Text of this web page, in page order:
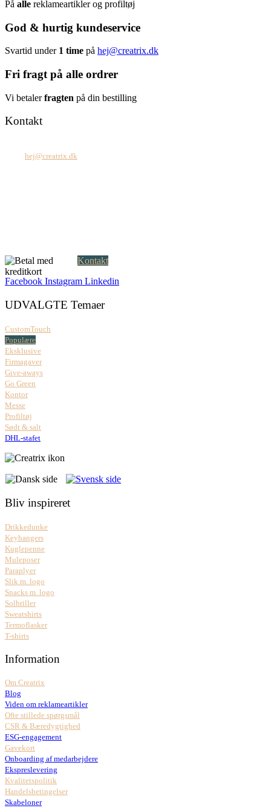
På alle reklameartikler og profiltøj
God & hurtig kundeservice
Svartid under 1 time på hej@creatrix.dk
Fri fragt på alle ordrer
Vi betalerfragten på din bestilling
Kontakt
hej@creatrix.dk
Kontakt
Facebook Instagram Linkedin
UDVALGTE Temaer
CustomTouch
Populære
Eksklusive
Firmagaver
Give-aways
Go Green
Kontor
Messe
Profiltøj
Sødt & salt
DHL-stafet
Bliv inspireret
Drikkedunke
Keyhangers
Kuglepenne
Muleposer
Paraplyer
Slik m. logo
Snacks m. logo
Solbriller
Sweatshirts
Termoflasker
T-shirts
Information
Om Creatrix
Blog
Viden om reklameartikler
Ofte stillede spørgsmål
CSR & Bæredygtighed
ESG-engagement
Gavekort
Onboarding af medarbejdere
Ekspreslevering
Kvalitetspolitik
Handelsbetingelser
Skabeloner